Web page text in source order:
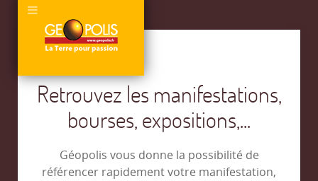
Retrouvez les manifestations,
bourses, expositions,...
Géopolis vous donne la possibilité de
référencer rapidement votre manifestation,